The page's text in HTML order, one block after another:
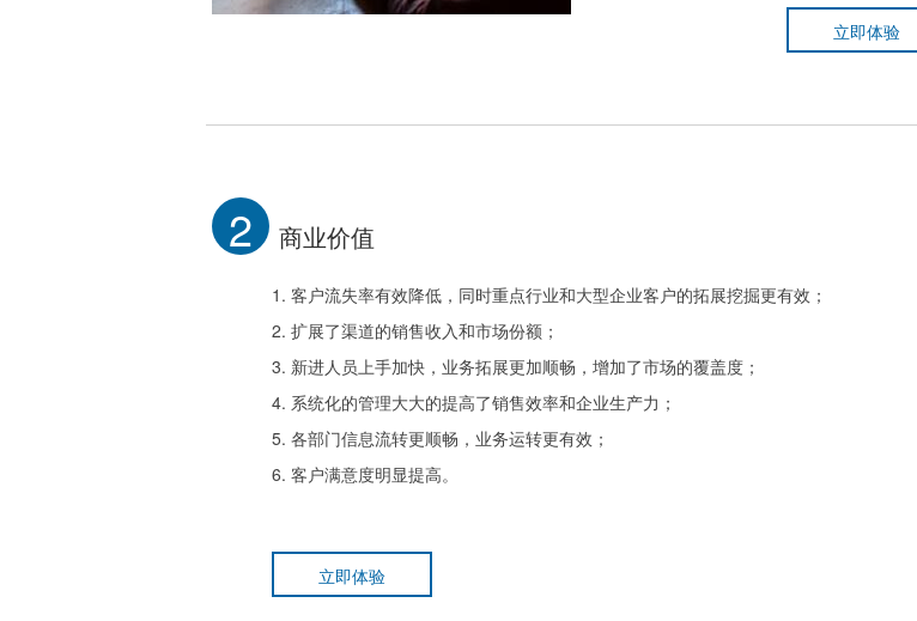
立即体验
2 商业价值
1. 客户流失率有效降低，同时重点行业和大型企业客户的拓展挖掘更有效；
2. 扩展了渠道的销售收入和市场份额；
3. 新进人员上手加快，业务拓展更加顺畅，增加了市场的覆盖度；
4. 系统化的管理大大的提高了销售效率和企业生产力；
5. 各部门信息流转更顺畅，业务运转更有效；
6. 客户满意度明显提高。
立即体验